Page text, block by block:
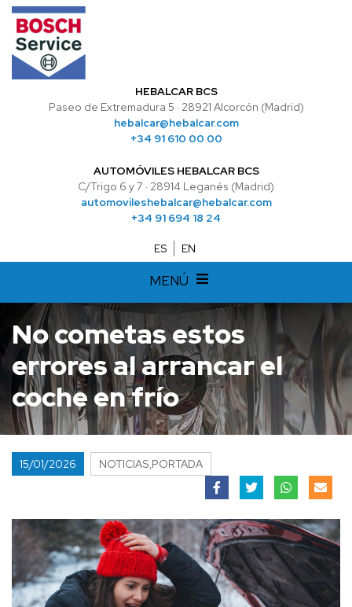
HEBALCAR BCS
Paseo de Extremadura 5 · 28921 Alcorcón (Madrid)
hebalcar@hebalcar.com
+34 91 610 00 00
AUTOMÓVILES HEBALCAR BCS
C/Trigo 6 y 7 · 28914 Leganés (Madrid)
automovileshebalcar@hebalcar.com
+34 91 694 18 24
ES EN
MENÚ
No cometas estos
errores al arrancar el
coche en frío
15/01/2026 NOTICIAS,PORTADA